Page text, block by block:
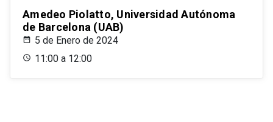
Amedeo Piolatto, Universidad Autónoma
de Barcelona (UAB)
5 de Enero de 2024
11:00 a 12:00